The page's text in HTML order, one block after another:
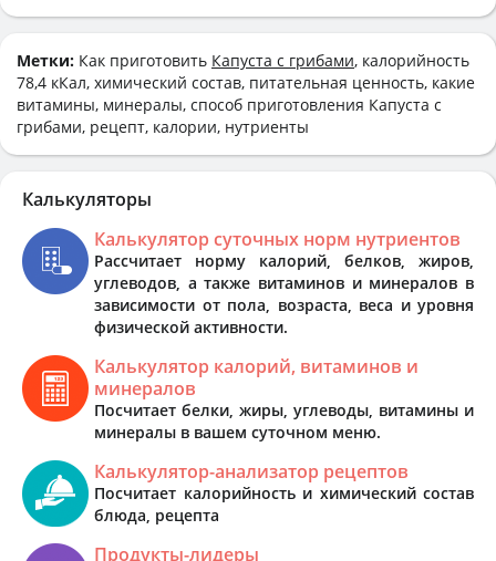
Метки: Как приготовить Капуста с грибами, калорийность
78,4 кКал, химический состав, питательная ценность, какие
витамины, минералы, способ приготовления Капуста с
грибами, рецепт, калории, нутриенты
Калькуляторы
Калькулятор суточных норм нутриентов
Рассчитает норму калорий, белков, жиров,
углеводов, а также витаминов и минералов в
зависимости от пола, возраста, веса и уровня
физической активности.
Калькулятор калорий, витаминов и
минералов
Посчитает белки, жиры, углеводы, витамины и
минералы в вашем суточном меню.
Калькулятор-анализатор рецептов
Посчитает калорийность и химический состав
блюда, рецепта
Продукты-лидеры